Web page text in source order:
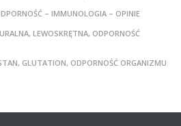
– IMMUNOLOGIA – OPINIE
LEWOSKRĘTNA, ODPORNOŚĆ
GLUTATION, ODPORNOŚĆ ORGANIZMU